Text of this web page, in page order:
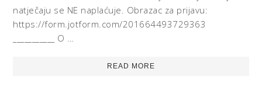
natječaju se NE naplaćuje. Obrazac za prijavu:
https://form.jotform.com/201664493729363
___________ O …
READ MORE